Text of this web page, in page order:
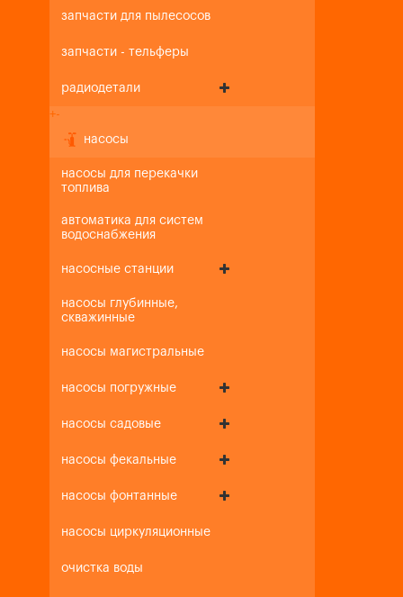
запчасти для пылесосов
запчасти - тельферы
радиодетали
+-
насосы
насосы для перекачки
топлива
автоматика для систем
водоснабжения
насосные станции
насосы глубинные,
скважинные
насосы магистральные
насосы погружные
насосы садовые
насосы фекальные
насосы фонтанные
насосы циркуляционные
очистка воды